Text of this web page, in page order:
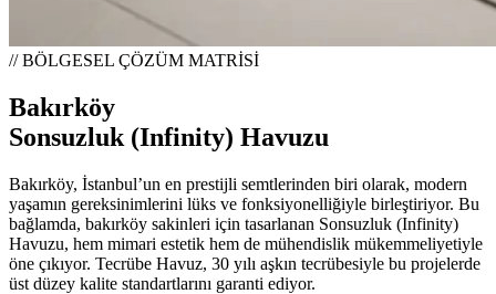
// BÖLGESEL ÇÖZÜM MATRİSİ
Bakırköy
Sonsuzluk (Infinity) Havuzu
Bakırköy, İstanbul’un en prestijli semtlerinden biri olarak, modern
yaşamın gereksinimlerini lüks ve fonksiyonelliğiyle birleştiriyor. Bu
bağlamda, bakırköy sakinleri için tasarlanan Sonsuzluk (Infinity)
Havuzu, hem mimari estetik hem de mühendislik mükemmeliyetiyle
öne çıkıyor. Tecrübe Havuz, 30 yılı aşkın tecrübesiyle bu projelerde
üst düzey kalite standartlarını garanti ediyor.